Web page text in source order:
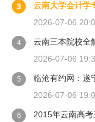
3
云南大学会计学
2026-07-06
4
云南三本院校全
2026-07-06
5
临沧有约网：遂
2026-07-06
6
2015年云南高